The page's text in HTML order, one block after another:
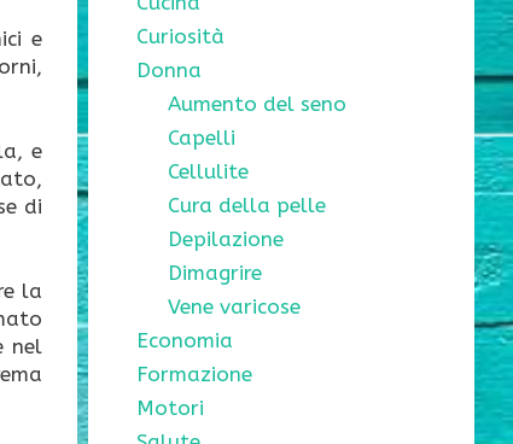
e
e
di
la
nel
Curiosità
Donna
Aumento del seno
Capelli
Cellulite
Cura della pelle
Depilazione
Dimagrire
Vene varicose
Economia
Formazione
Motori